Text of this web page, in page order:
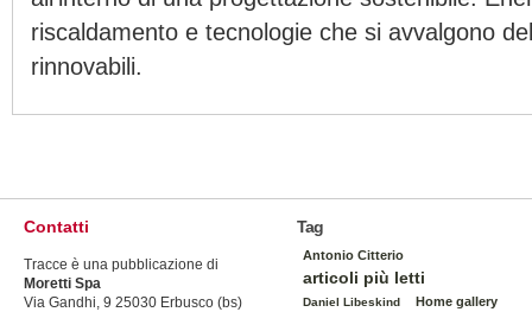
riscaldamento e tecnologie che si avvalgono
rinnovabili.
Contatti
Tracce è una pubblicazione di
Moretti Spa
Via Gandhi, 9 25030 Erbusco (bs)
Tag
Antonio Citterio
articoli più letti
Daniel Libeskind Home gallery